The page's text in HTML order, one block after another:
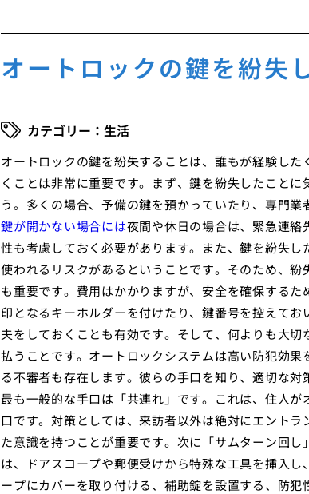
オートロックの鍵を紛失
生活
オートロックの鍵を紛失することは、誰もが経験し
くことは非常に重要です。まず、鍵を紛失したこと
う。多くの場合、予備の鍵を預かっていたり、専門業
鍵が開かない場合には夜間や休日の場合は、緊急連
性も考慮しておく必要があります。また、鍵を紛失
使われるリスクがあるということです。そのため、
も重要です。費用はかかりますが、安全を確保する
印となるキーホルダーを付けたり、鍵番号を控えて
夫をしておくことも有効です。そして、何よりも大
払うことです。オートロックシステムは高い防犯効
る不審者も存在します。彼らの手口を知り、適切な
最も一般的な手口は「共連れ」です。これは、住人
口です。対策としては、来訪者以外は絶対にエント
た意識を持つことが重要です。次に「サムターン回
は、ドアスコープや郵便受けから特殊な工具を挿入
ープにカバーを取り付ける、補助錠を設置する、防